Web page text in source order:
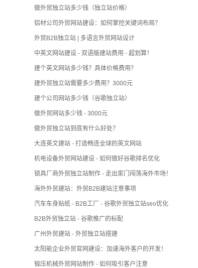
做外贸独立站多少钱（独立站价格）
铝材公司外贸网站建设：如何掌控关键词布局？
外贸B2B独立站 | 多语言外贸网站设计
中英文网站建设 - 双语版建站费用 - 超划算！
建个英文网站多少钱？具体价格费用？
建外贸独立站需要多少费用？3000元
建个公司网站多少钱（谷歌独立站）
做外贸网站多少钱 - 3000元
做外贸独立站到底有什么好处？
大连英文建站 - 打造畅连全球的英文网站
机电设备外贸网站建设 - 如何做好谷歌排名优化
锁具厂商外贸独立站制作 - 走出家门闯荡海外市场！
海外外贸建站：外贸B2B建站注意事项
汽车车身贴纸 - B2B工厂 - 谷歌外贸独立站seo优化
B2B外贸独立站 - 谷歌推广的标配
广州外贸建站 - 外贸独立站搭建
太阳能企业外贸官网建设：加速海外客户的开发！
锻压机械外贸网站制作 - 如何吸引客户注意